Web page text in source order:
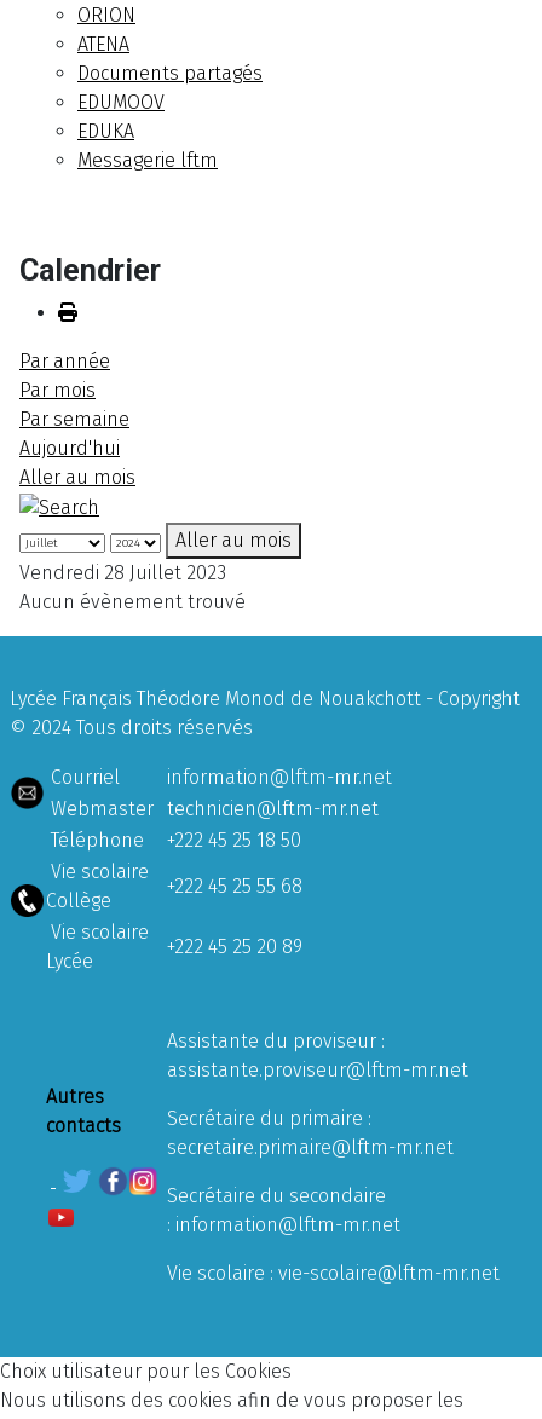
ORION
ATENA
Documents partagés
EDUMOOV
EDUKA
Messagerie lftm
Calendrier
Par année
Par mois
Par semaine
Aujourd'hui
Aller au mois
Aller au mois
Vendredi 28 Juillet 2023
Aucun évènement trouvé
Lycée Français Théodore Monod de Nouakchott - Copyright
© 2024 Tous droits réservés
Courriel
information@lftm-mr.net
Webmaster technicien@lftm-mr.net
Téléphone
+222 45 25 18 50
Vie scolaire
Collège
+222 45 25 55 68
Vie scolaire
Lycée
+222 45 25 20 89
Autres
contacts
Assistante du proviseur :
assistante.proviseur@lftm-mr.net
Secrétaire du primaire :
secretaire.primaire@lftm-mr.net
Secrétaire du secondaire
: information@lftm-mr.net
Vie scolaire : vie-scolaire@lftm-mr.net
Choix utilisateur pour les Cookies
Nous utilisons des cookies afin de vous proposer les